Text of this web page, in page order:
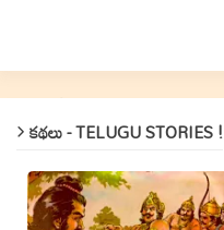
కథలు - TELUGU STORIES !